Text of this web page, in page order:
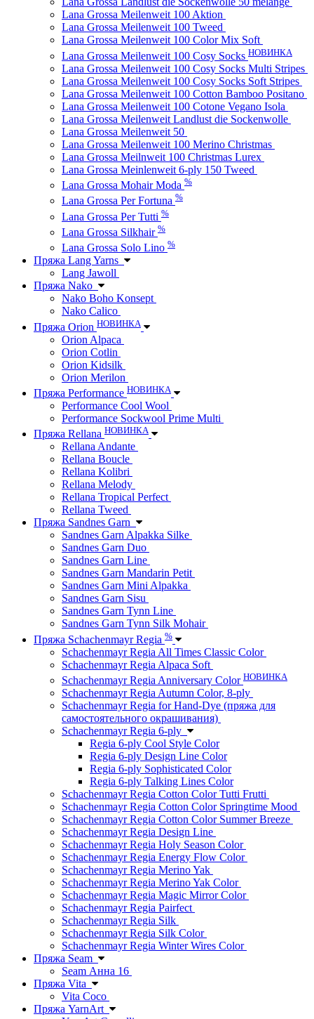
Lana Grossa Meilenweit 100 Aktion
Lana Grossa Meilenweit 100 Tweed
Lana Grossa Meilenweit 100 Color Mix Soft
Lana Grossa Meilenweit 100 Cosy Socks НОВИНКА
Lana Grossa Meilenweit 100 Cosy Socks Multi Stripes
Lana Grossa Meilenweit 100 Cosy Socks Soft Stripes
Lana Grossa Meilenweit 100 Cotton Bamboo Positano
Lana Grossa Meilenweit 100 Cotone Vegano Isola
Lana Grossa Meilenweit Landlust die Sockenwolle
Lana Grossa Meilenweit 50
Lana Grossa Meilenweit 100 Merino Christmas
Lana Grossa Meilnweit 100 Christmas Lurex
Lana Grossa Meinlenweit 6-ply 150 Tweed
Lana Grossa Mohair Moda %
Lana Grossa Per Fortuna %
Lana Grossa Per Tutti %
Lana Grossa Silkhair %
Lana Grossa Solo Lino %
Пряжа Lang Yarns
Lang Jawoll
Пряжа Nako
Nako Boho Konsept
Nako Calico
Пряжа Orion НОВИНКА
Orion Alpaca
Orion Cotlin
Orion Kidsilk
Orion Merilon
Пряжа Performance НОВИНКА
Performance Cool Wool
Performance Sockwool Prime Multi
Пряжа Rellana НОВИНКА
Rellana Andante
Rellana Boucle
Rellana Kolibri
Rellana Melody
Rellana Tropical Perfect
Rellana Tweed
Пряжа Sandnes Garn
Sandnes Garn Alpakka Silke
Sandnes Garn Duo
Sandnes Garn Line
Sandnes Garn Mandarin Petit
Sandnes Garn Mini Alpakka
Sandnes Garn Sisu
Sandnes Garn Tynn Line
Sandnes Garn Tynn Silk Mohair
Пряжа Schachenmayr Regia %
Schachenmayr Regia All Times Classic Color
Schachenmayr Regia Alpaca Soft
Schachenmayr Regia Anniversary Color НОВИНКА
Schachenmayr Regia Autumn Color, 8-ply
Schachenmayr Regia for Hand-Dye (пряжа для
самостоятельного окрашивания)
Schachenmayr Regia 6-ply
Regia 6-ply Cool Style Color
Regia 6-ply Design Line Color
Regia 6-ply Sophisticated Color
Regia 6-ply Talking Lines Color
Schachenmayr Regia Cotton Color Tutti Frutti
Schachenmayr Regia Cotton Color Springtime Mood
Schachenmayr Regia Cotton Color Summer Breeze
Schachenmayr Regia Design Line
Schachenmayr Regia Holy Season Color
Schachenmayr Regia Energy Flow Color
Schachenmayr Regia Merino Yak
Schachenmayr Regia Merino Yak Color
Schachenmayr Regia Magic Mirror Color
Schachenmayr Regia Pairfect
Schachenmayr Regia Silk
Schachenmayr Regia Silk Color
Schachenmayr Regia Winter Wires Color
Пряжа Seam
Seam Анна 16
Пряжа Vita
Vita Coco
Пряжа YarnArt